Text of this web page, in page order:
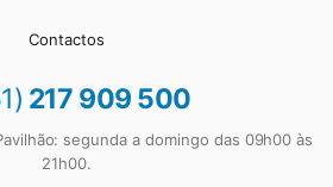
Contactos
217 909 500
segunda a domingo das 09h00 às
21h00.